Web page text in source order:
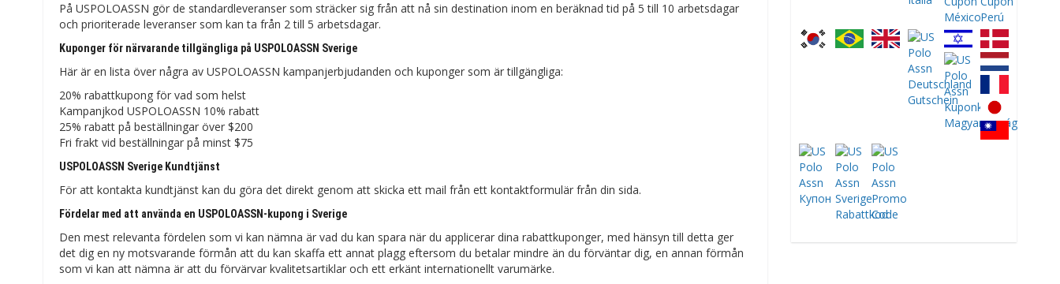
På USPOLOASSN gör de standardleveranser som sträcker sig från att nå sin destination inom en beräknad tid på 5 till 10 arbetsdagar
och prioriterade leveranser som kan ta från 2 till 5 arbetsdagar.
Kuponger för närvarande tillgängliga på USPOLOASSN Sverige
Här är en lista över några av USPOLOASSN kampanjerbjudanden och kuponger som är tillgängliga:
20% rabattkupong för vad som helst
Kampanjkod USPOLOASSN 10% rabatt
25% rabatt på beställningar över $200
Fri frakt vid beställningar på minst $75
USPOLOASSN Sverige Kundtjänst
För att kontakta kundtjänst kan du göra det direkt genom att skicka ett mail från ett kontaktformulär från din sida.
Fördelar med att använda en USPOLOASSN-kupong i Sverige
Den mest relevanta fördelen som vi kan nämna är vad du kan spara när du applicerar dina rabattkuponger, med hänsyn till detta ger
det dig en ny motsvarande förmån att du kan skaffa ett annat plagg eftersom du betalar mindre än du förväntar dig, en annan förmån
som vi kan att nämna är att du förvärvar kvalitetsartiklar och ett erkänt internationellt varumärke.